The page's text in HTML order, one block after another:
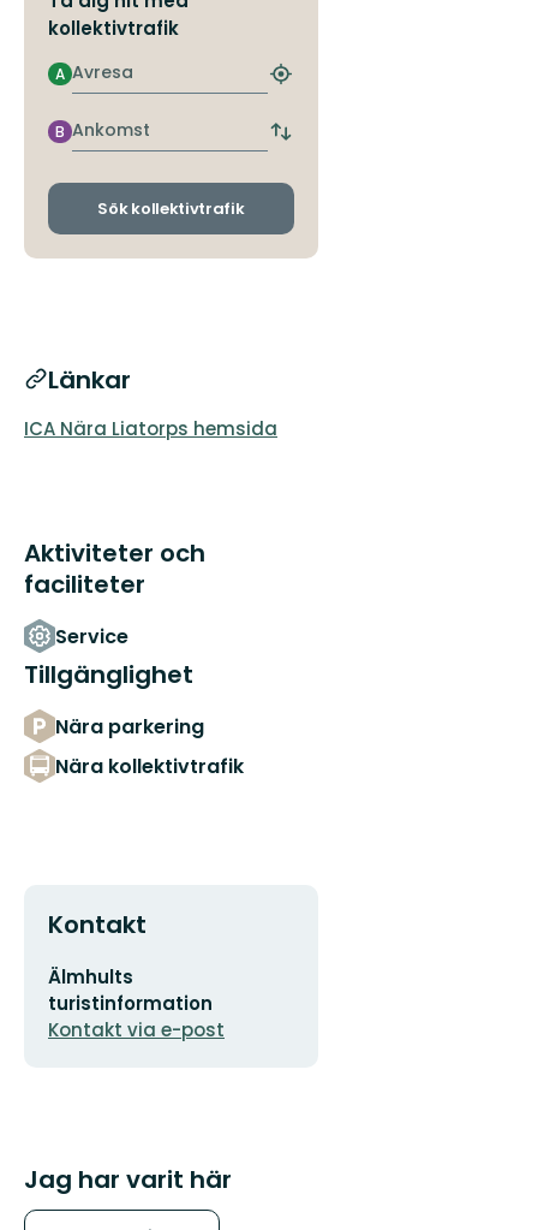
kollektivtrafik
Avresa
A
Hitta
hållplats
Ankomst
B
Byt
och
Sök kollektivtrafik
Länkar
ICA Nära Liatorps hemsida
Aktiviteter och
faciliteter
Service
Tillgänglighet
Nära parkering
Nära kollektivtrafik
Kontakt
E-
postadress
Älmhults
turistinformation
Kontakt via e-post
Jag har varit här